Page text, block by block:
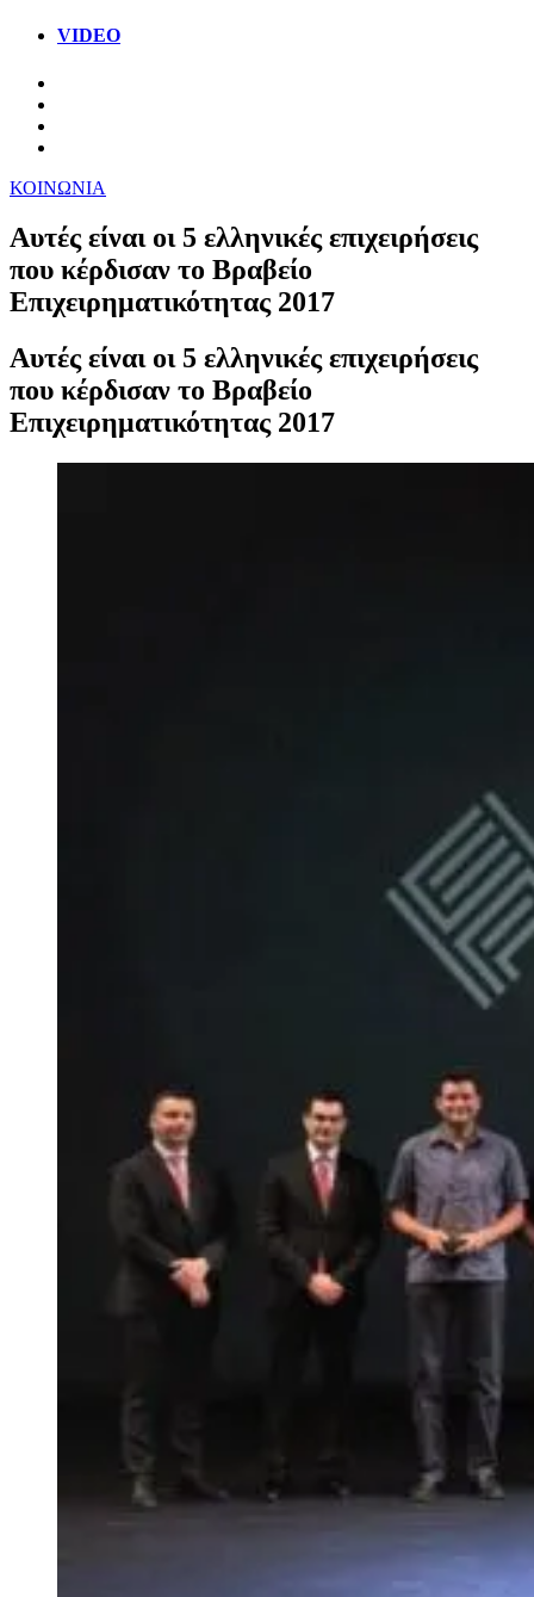
VIDEO
ΚΟΙΝΩΝΙΑ
Αυτές είναι οι 5 ελληνικές επιχειρήσεις
που κέρδισαν το Βραβείο
Επιχειρηματικότητας 2017
Αυτές είναι οι 5 ελληνικές επιχειρήσεις
που κέρδισαν το Βραβείο
Επιχειρηματικότητας 2017